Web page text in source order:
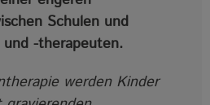
Schulen und
-therapeuten.
werden Kinder